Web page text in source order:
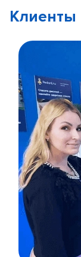
Клиенты